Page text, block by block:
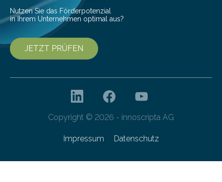
Nutzen Sie das Förderpotenzial
in Ihrem Unternehmen optimal aus?
JETZT PRÜFEN
Copyright © 2026 - innoscripta AG
Impressum Datenschutz